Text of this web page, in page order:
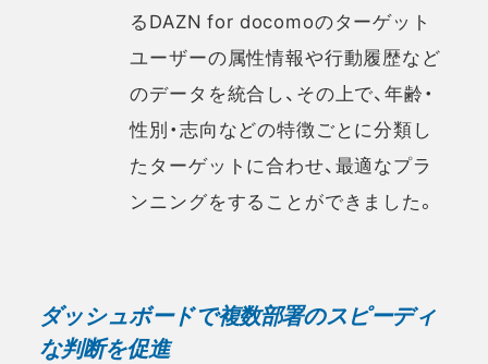
るDAZN for docomoのターゲット
ユーザーの属性情報や行動履歴など
のデータを統合し、その上で、年齢・
性別・志向などの特徴ごとに分類し
たターゲットに合わせ、最適なプラ
ンニングをすることができました。
ダッシュボードで複数部署のスピーディ
な判断を促進